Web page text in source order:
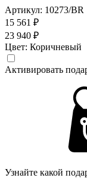
Артикул: 10273/BR
15 561 ₽
23 940 ₽
Цвет: Коричневый
Активировать
Узнайте какой